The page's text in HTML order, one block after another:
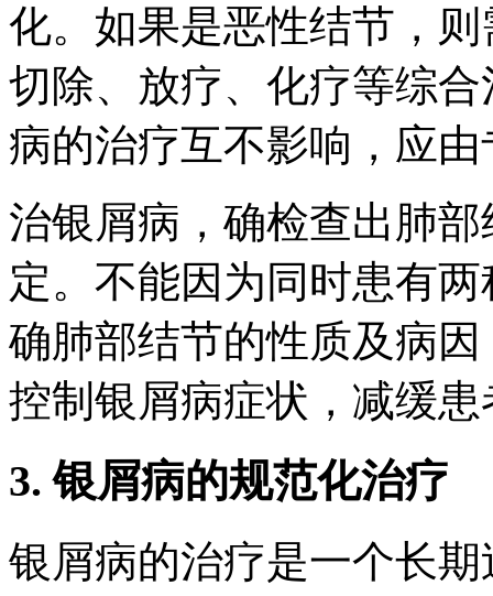
化。如果是恶性结节，
切除、放疗、化疗等综
病的治疗互不影响，应
治银屑病，确检查出肺
定。不能因为同时患有
确肺部结节的性质及病
控制银屑病症状，减缓
3. 银屑病的规范化治疗
银屑病的治疗是一个长